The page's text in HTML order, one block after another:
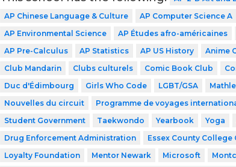
AP Chinese Language & Culture
AP Computer Science A
AP Environmental Science
AP Études afro-américaines
AP Pre-Calculus
AP Statistics AP US History Anime
Club Mandarin
Clubs culturels Comic Book Club
Duc d'Édimbourg
Girls Who Code LGBT/GSA
Nouvelles du circuit
Programme de voyages
Student Government
Taekwondo Yearbook Yoga
Drug Enforcement Administration
Essex County
Loyalty Foundation
Mentor Newark Microsoft